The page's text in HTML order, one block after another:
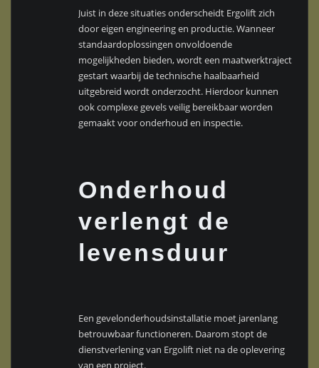
Juist in deze situaties onderscheidt Ergolift zich
door eigen engineering en productie. Wanneer
standaardoplossingen onvoldoende
mogelijkheden bieden, wordt een maatwerktraject
gestart waarbij de technische haalbaarheid
uitgebreid wordt onderzocht. Hierdoor kunnen
ook complexe gevels veilig bereikbaar worden
gemaakt voor onderhoud en inspectie.
Onderhoud
verlengt de
levensduur
Een gevelonderhoudsinstallatie moet jarenlang
betrouwbaar functioneren. Daarom stopt de
dienstverlening van Ergolift niet na de oplevering
van een project.